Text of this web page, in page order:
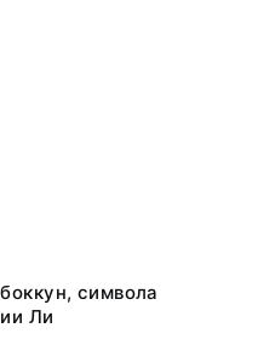
символа
Ли